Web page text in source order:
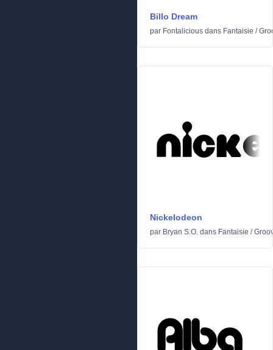
Billo Dream
par Fontalicious dans Fantaisie /
Nickelodeon
par Bryan S.O. dans Fantaisie /